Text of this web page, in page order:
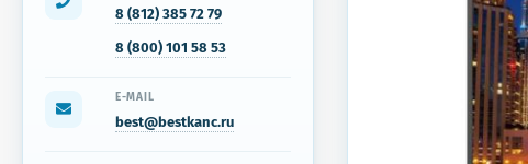
8 (812) 385 72 79
8 (800) 101 58 53
E-MAIL
best@bestkanc.ru